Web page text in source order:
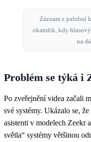
Záznam z palubní
okamžik, kdy
na
Problém se týká i
Po zveřejnění videa začali
své systémy. Ukázalo se,
asistenti v modelech Zeekr
světla“ systémy většinou